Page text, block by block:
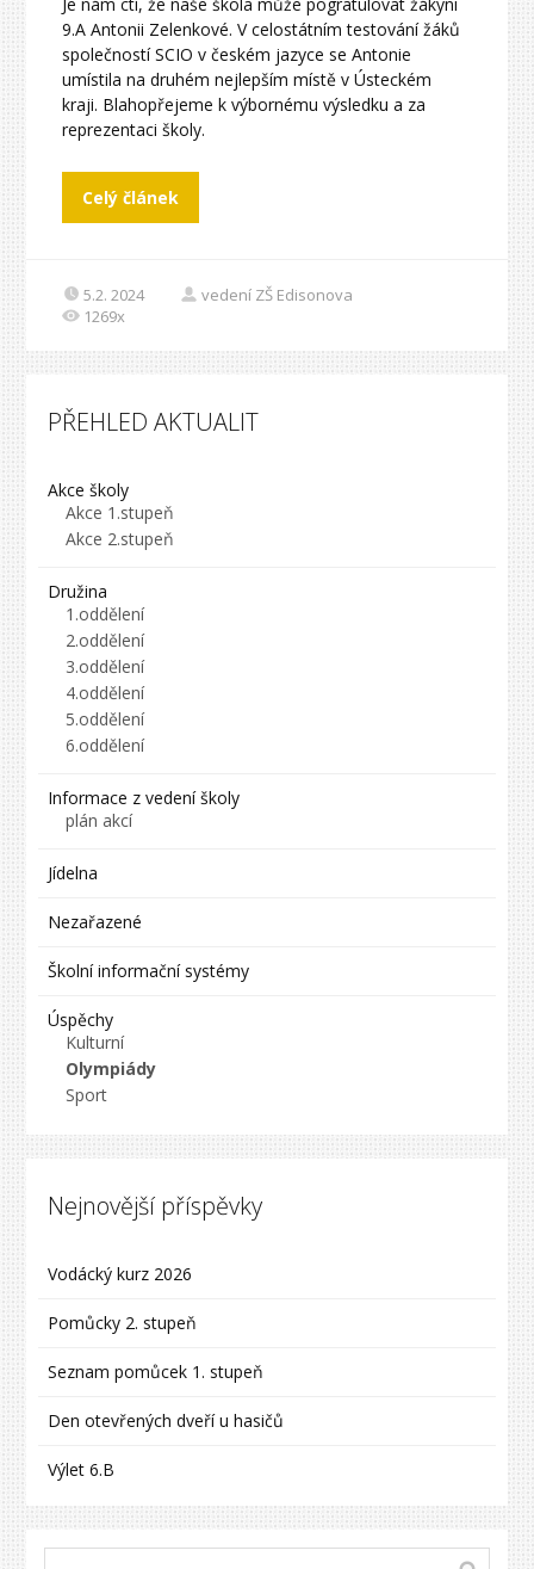
9.A Antonii Zelenkové. V celostátním testování žáků
společností SCIO v českém jazyce se Antonie
umístila na druhém nejlepším místě v Ústeckém
kraji. Blahopřejeme k výbornému výsledku a za
reprezentaci školy.
Celý článek
5.2. 2024
vedení ZŠ Edisonova
1269x
PŘEHLED AKTUALIT
Akce školy
Akce 1.stupeň
Akce 2.stupeň
Družina
1.oddělení
2.oddělení
3.oddělení
4.oddělení
5.oddělení
6.oddělení
Informace z vedení školy
plán akcí
Jídelna
Nezařazené
Školní informační systémy
Úspěchy
Kulturní
Olympiády
Sport
Nejnovější příspěvky
Vodácký kurz 2026
Pomůcky 2. stupeň
Seznam pomůcek 1. stupeň
Den otevřených dveří u hasičů
Výlet 6.B